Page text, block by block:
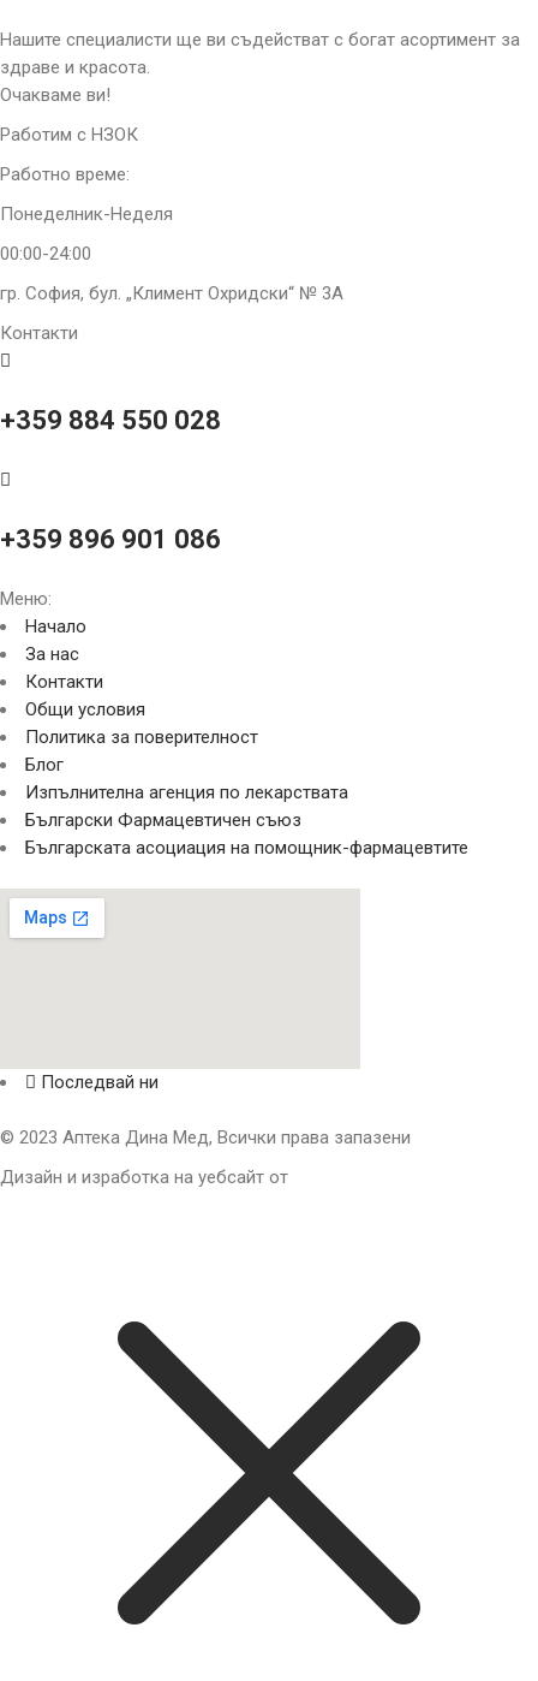
Нашите специалисти ще ви съдействат с богат асортимент за
здраве и красота.
Очакваме ви!
Работим с НЗОК
Работно време:
Понеделник-Неделя
00:00-24:00
гр. София, бул. „Климент Охридски“ № 3A
Контакти
+359 884 550 028
+359 896 901 086
Меню:
Начало
За нас
Контакти
Общи условия
Политика за поверителност
Блог
Изпълнителна агенция по лекарствата
Български Фармацевтичен съюз
Българската асоциация на помощник-фармацевтите
Последвай ни
© 2023 Аптека Дина Мед, Всички права запазени
Дизайн и изработка на уебсайт от